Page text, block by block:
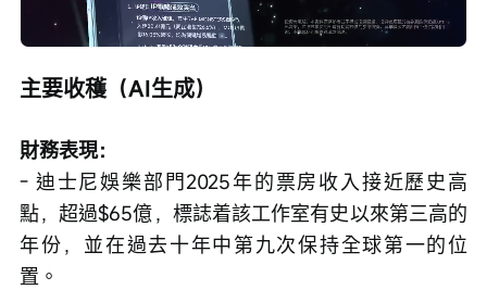
/
Loaded
0%
播
放
主要收穫（AI生成）
財務表現：
- 迪士尼娛樂部門2025年的票房收入接近歷史高
點，超過$65億，標誌着該工作室有史以來第三高的
年份，並在過去十年中第九次保持全球第一的位
置。